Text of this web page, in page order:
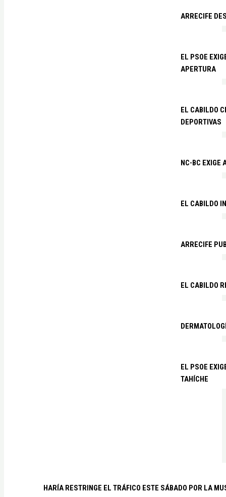
ARRECIFE
EL PSOE
APERTURA
EL CABILDO
DEPORTIVAS
NC-BC EXIGE
EL CABILDO
ARRECIFE
EL CABILDO
EL PSOE
TAHÍCHE
HARÍA RESTRINGE EL TRÁFICO ESTE SÁBADO POR LA